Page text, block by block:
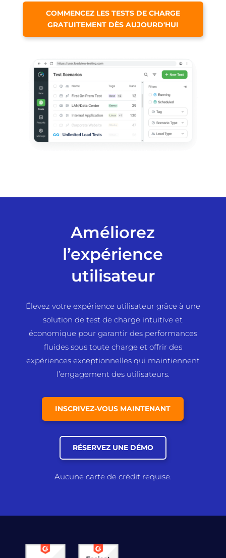
COMMENCEZ LES TESTS DE CHARGE
GRATUITEMENT DÈS AUJOURD'HUI
Améliorez
l’expérience
utilisateur
Élevez votre expérience utilisateur grâce à une
solution de test de charge intuitive et
économique pour garantir des performances
fluides sous toute charge et offrir des
expériences exceptionnelles qui maintiennent
l’engagement des utilisateurs.
INSCRIVEZ-VOUS MAINTENANT
RÉSERVEZ UNE DÉMO
Aucune carte de crédit requise.